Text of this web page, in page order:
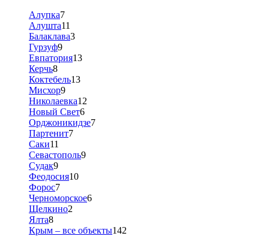
Алупка7
Алушта11
Балаклава3
Гурзуф9
Евпатория13
Керчь8
Коктебель13
Мисхор9
Николаевка12
Новый Свет6
Орджоникидзе7
Партенит7
Саки11
Севастополь9
Судак9
Феодосия10
Форос7
Черноморское6
Щелкино2
Ялта8
Крым – все объекты142